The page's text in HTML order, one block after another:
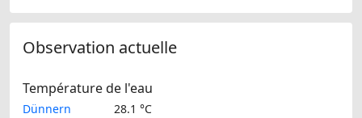
Observation actuelle
Température de l'eau
Dünnern 28.1 °C